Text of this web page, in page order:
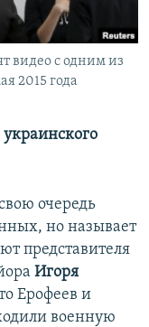
видео с одним из
2015 года
украинского
очередь
но называет
представителя
Игоря
Ерофеев и
военную